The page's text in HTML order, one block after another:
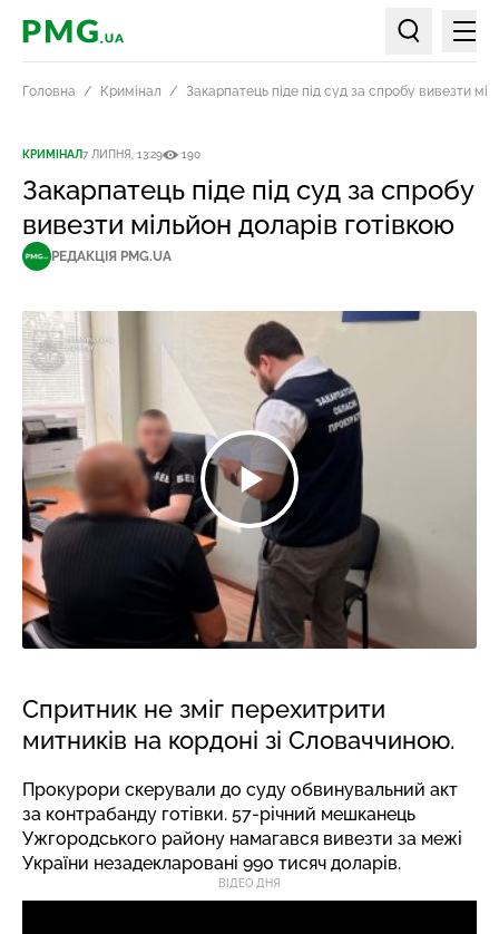
PMG.ua
Пошук по
Головна Кримінал Закарпатець піде під суд за спробу вивезти
КРИМІНАЛ7 ЛИПНЯ, 13:29 190
Закарпатець піде під суд за спробу
вивезти мільйон доларів готівкою
РЕДАКЦІЯ PMG.UA
Спритник не зміг перехитрити
митників на кордоні зі Словаччиною.
Прокурори скерували до суду обвинувальний акт
за контрабанду готівки. 57-річний мешканець
Ужгородського району намагався вивезти за межі
України незадекларовані 990 тисяч доларів.
ВІДЕО ДНЯ